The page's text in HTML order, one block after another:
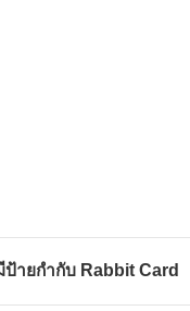
ายกำกับ Rabbit Card